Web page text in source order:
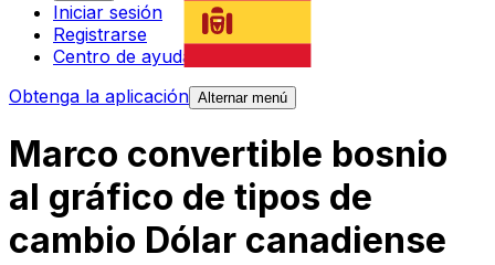
Iniciar sesión
Registrarse
Centro de ayuda
Obtenga la aplicación Alternar menú
Marco convertible bosnio
al gráfico de tipos de
cambio Dólar canadiense